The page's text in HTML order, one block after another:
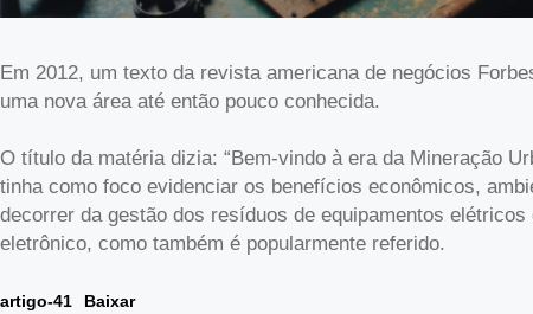
Em 2012, um texto da revista americana de negócios
uma nova área até então pouco conhecida.
O título da matéria dizia: “Bem-vindo à era da Mineração
tinha como foco evidenciar os benefícios econômicos,
decorrer da gestão dos resíduos de equipamentos elétricos
eletrônico, como também é popularmente referido.
artigo-41 Baixar